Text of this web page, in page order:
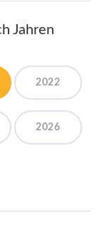
Jahren
2022
2026